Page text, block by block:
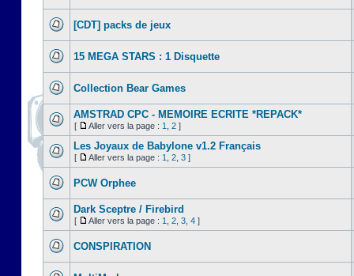
[CDT] packs de jeux
15 MEGA STARS : 1 Disquette
Collection Bear Games
AMSTRAD CPC - MEMOIRE ECRITE *REPACK*
[ Aller vers la page : 1 2 ]
Les Joyaux de Babylone v1.2 Français
[ Aller vers la page : 1 2 3 ]
PCW Orphee
Dark Sceptre / Firebird
[ Aller vers la page : 1 2 3 4 ]
CONSPIRATION